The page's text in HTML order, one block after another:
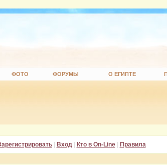
ФОТО ФОРУМЫ О ЕГИПТЕ
| Вход| Кто в On-Line| Правила